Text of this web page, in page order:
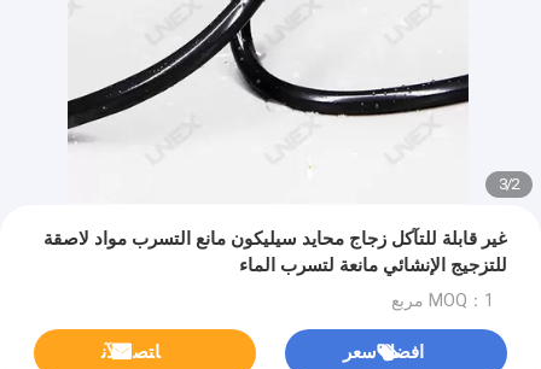
2
/
3
غير قابلة للتآكل زجاج محايد سيليكون مانع التسرب مواد لاصقة
للتزجيج الإنشائي مانعة لتسرب الماء
MOQ：1 مربع
افضل سعر ﺎﺘﺼﻟ ﺍﻶﻧ